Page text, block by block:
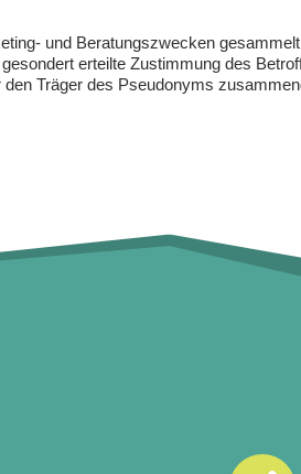
und Beratungszwecken
erteilte Zustimmung des
Träger des Pseudonyms